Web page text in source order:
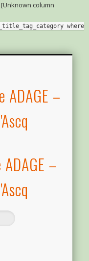
[Unknown column
where
–